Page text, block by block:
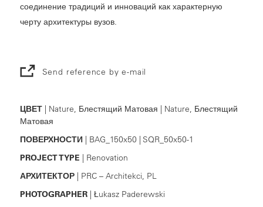
соединение традиций и инноваций как характерную
черту архитектуры вузов.
Send reference by e-mail
ЦВЕТ| Nature, Блестящий Матовая | Nature, Блестящий
Матовая
ПОВЕРХНОСТИ| BAG_150x50 | SQR_50x50-1
PROJECT TYPE | Renovation
АРХИТЕКТОР| PRC – Architekci, PL
PHOTOGRAPHER| Łukasz Paderewski